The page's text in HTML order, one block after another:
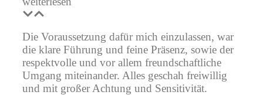
Die Voraussetzung dafür mich einzulassen, war
die klare Führung und feine Präsenz, sowie der
respektvolle und vor allem freundschaftliche
Umgang miteinander. Alles geschah freiwillig
und mit großer Achtung und Sensitivität.